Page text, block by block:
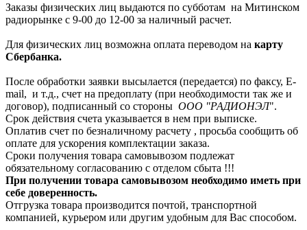
Заказы физических лиц выдаются по субботам на Митинском
радиорынке с 9-00 до 12-00 за наличный расчет.
Для физических лиц возможна оплата переводом на карту
Сбербанка.
После обработки заявки высылается (передается) по факсу, E-
mail, и т.д., счет на предоплату (при необходимости так же и
договор), подписанный со стороны ООО "РАДИОНЭЛ".
Срок действия счета указывается в нем при выписке.
Оплатив счет по безналичному расчету , просьба сообщить об
оплате для ускорения комплектации заказа.
Сроки получения товара самовывозом подлежат
обязательному согласованию с отделом сбыта !!!
При получении товара самовывозом необходимо иметь при
себе доверенность.
Отгрузка товара производится почтой, транспортной
компанией, курьером или другим удобным для Вас способом.